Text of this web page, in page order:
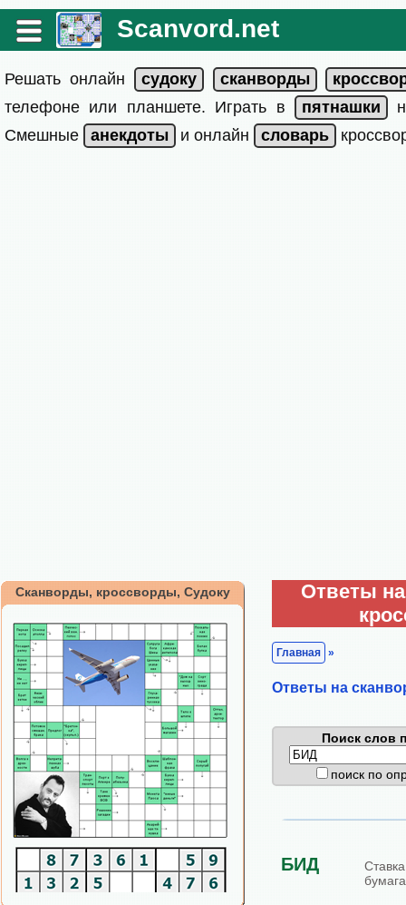
Scanvord.net
Решать онлайн
телефоне или планшете. Играть в
Смешные
и онлайн
Сканворды, кроссворды, Судоку
Ответы
Главная »
Ответы на
Поиск слов
поиск по
БИД